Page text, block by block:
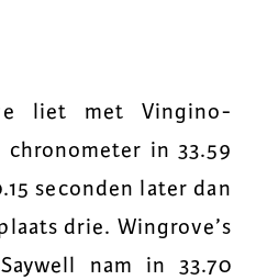
liet met Vingino-
in 33.59
seconden later dan
drie. Wingrove’s
nam in 33.70